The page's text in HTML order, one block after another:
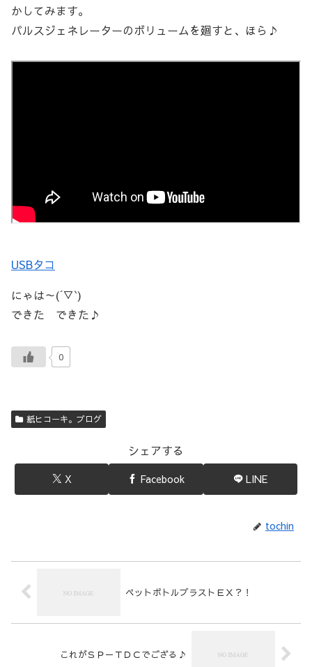
かしてみます。
パルスジェネレーターのボリュームを廻すと、ほら♪
USBタコ
にゃは～(´▽`)
できた できた♪
0
紙ヒコーキ。ブログ
シェアする
X Facebook LINE
tochin
ペットボトルブラストＥＸ？！
これがＳＰ－ＴＤＣでござる♪